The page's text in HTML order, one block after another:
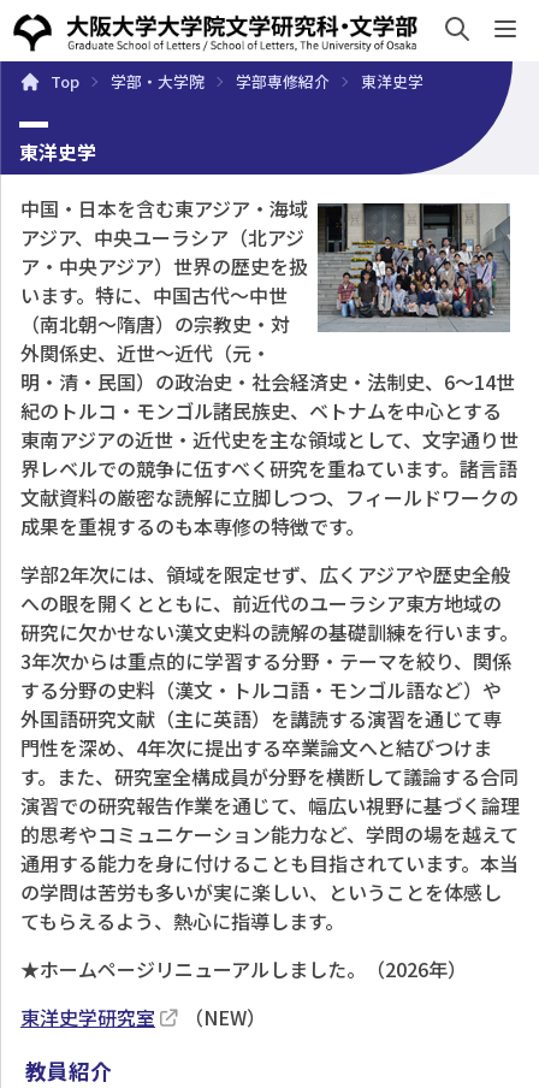
概要 学部・大学院 キャンパスライフ 入試・入学案
Top 学部・大学院 学部専修紹介 東洋史学
東洋史学
中国・日本を含む東アジア・海域
アジア、中央ユーラシア（北アジ
ア・中央アジア）世界の歴史を扱
います。特に、中国古代～中世
（南北朝～隋唐）の宗教史・対
外関係史、近世～近代（元・
明・清・民国）の政治史・社会経済史・法制史、6～14世
紀のトルコ・モンゴル諸民族史、ベトナムを中心とする
東南アジアの近世・近代史を主な領域として、文字通り世
界レベルでの競争に伍すべく研究を重ねています。諸言語
文献資料の厳密な読解に立脚しつつ、フィールドワークの
成果を重視するのも本専修の特徴です。
学部2年次には、領域を限定せず、広くアジアや歴史全般
への眼を開くとともに、前近代のユーラシア東方地域の
研究に欠かせない漢文史料の読解の基礎訓練を行います。
3年次からは重点的に学習する分野・テーマを絞り、関係
する分野の史料（漢文・トルコ語・モンゴル語など）や
外国語研究文献（主に英語）を講読する演習を通じて専
門性を深め、4年次に提出する卒業論文へと結びつけま
す。また、研究室全構成員が分野を横断して議論する合同
演習での研究報告作業を通じて、幅広い視野に基づく論理
的思考やコミュニケーション能力など、学問の場を越えて
通用する能力を身に付けることも目指されています。本当
の学問は苦労も多いが実に楽しい、ということを体感し
てもらえるよう、熱心に指導します。
★ホームページリニューアルしました。（2026年）
東洋史学研究室
（NEW）
教員紹介